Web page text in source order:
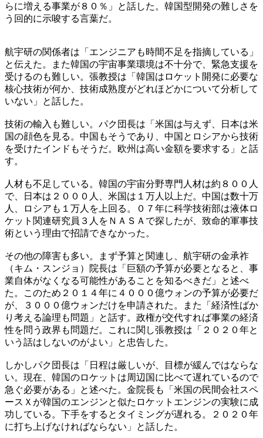
らに増える事業が８０％」と話した。韓国型開発の難しさを
う回的に示唆する言葉だ。
航宇研の関係者は「エンジニアも時間不足を指摘している」
と伝えた。また韓国の宇宙事業環境は不十分で、緊急支援を
受けるのも難しい。張教授は「韓国はロケット開発に必要な
核心技術が何か、技術成熟度がどれほどかについて分析して
いない」と話した。
技術の輸入も難しい。パク団長は「米国は与えず、日本は米
国の顔色を見る。中国もそうであり、中国とロシアから技術
を受けたインドもそうだ。欧州は高い金額を要求する」と話
す。
人材も不足している。韓国の宇宙分野専門人材は約８００人
で、日本は２０００人、米国は１万人以上だ。中国は数十万
人、ロシアも１万人を上回る。０７年に科学技術部は液体ロ
ケット関連研究員３人をＮＡＳＡで探したが、致命的軍事技
術という理由で招請できなかった。
その他の障害も多い。まず予算と関連し、航宇研の金承祚
（キム・スンジョ）院長は「巨額の予算が必要となると、事
業自体がなくなる可能性があることを知るべきだ」と述べ
た。このため２０１４年に４０００億ウォンの予算が必要だ
が、３０００億ウォンだけを申請された。また「経済性ばか
り考える論理も問題」と話す。政権が交代すれば事業の経済
性を問う政界も問題だ。これに関し張教授は「２０２０年と
いう話はしないのがよい」と忠告した。
しかしパク団長は「日程は厳しいが、目標が緩んではならな
い。現在、韓国のロケットは周辺国に比べて遅れているので
急ぐ必要がある」と述べた。金院長も「米国の民間会社スペ
ースＸが韓国のエンジンと似たロケットエンジンの実験に成
功している。下手をするとタイミングが遅れる。２０２０年
に打ち上げなければならない」と話した。